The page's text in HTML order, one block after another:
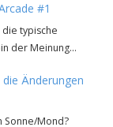
#1
die typische
der Meinung…
Änderungen
Sonne/Mond?